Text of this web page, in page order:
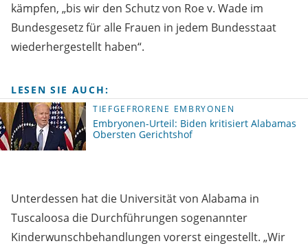
kämpfen, „bis wir den Schutz von Roe v. Wade im
Bundesgesetz für alle Frauen in jedem Bundesstaat
wiederhergestellt haben“.
LESEN SIE AUCH:
TIEFGEFRORENE EMBRYONEN
Embryonen-Urteil: Biden kritisiert Alabamas
Obersten Gerichtshof
Unterdessen hat die Universität von Alabama in
Tuscaloosa die Durchführungen sogenannter
Kinderwunschbehandlungen vorerst eingestellt. „Wir